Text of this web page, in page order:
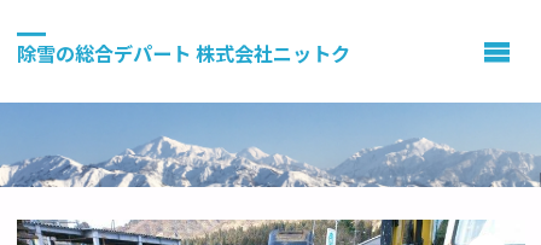
除雪の総合デパート 株式会社ニットク